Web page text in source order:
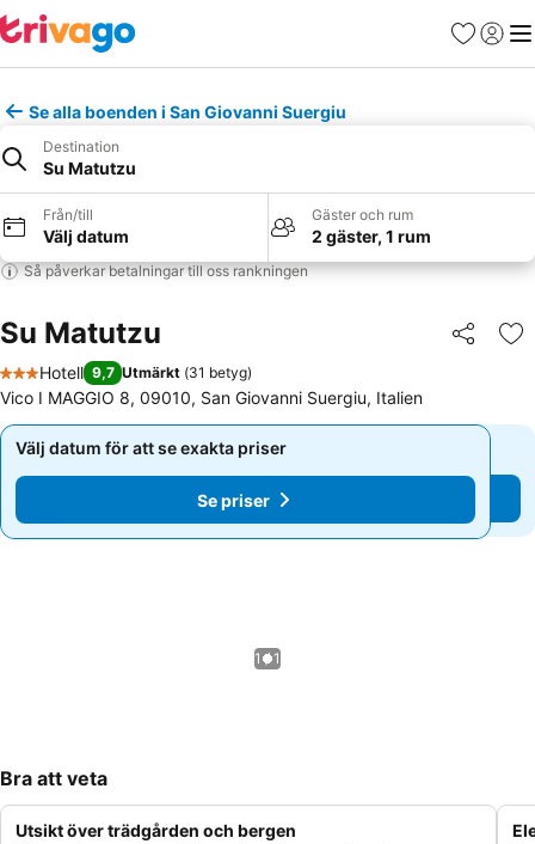
Favoriter
Logga
Se alla boenden i San Giovanni Suergiu
Destination
Su Matutzu
Från/till
Välj datum
Gäster och rum
2 gäster, 1 rum
Så påverkar betalningar till oss rankningen
Su Matutzu Dela
3 Stjärnor
Hotell 9,7 Utmärkt (31 betyg)
Vico I MAGGIO 8, 09010, San Giovanni Suergiu, Italien
Välj datum för att se exakta priser
Se priser
Välj datum för att se exakta priser
Se priser
1 / 1
Bra att veta
Utsikt över trädgården och bergen